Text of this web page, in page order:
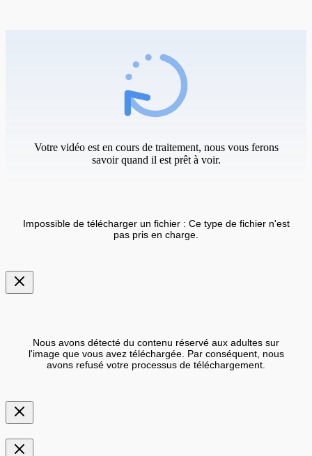
Votre vidéo est en cours de traitement, nous vous ferons
savoir quand il est prêt à voir.
Impossible de télécharger un fichier : Ce type de fichier n'est
pas pris en charge.
Nous avons détecté du contenu réservé aux adultes sur
l'image que vous avez téléchargée. Par conséquent, nous
avons refusé votre processus de téléchargement.